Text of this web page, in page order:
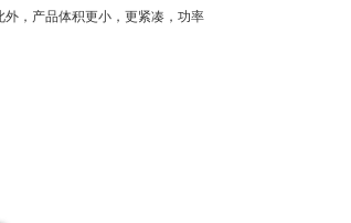
，产品体积更小，更紧凑，功率